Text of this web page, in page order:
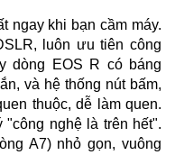
ngay khi bạn cầm máy.
luôn ưu tiên công
dòng EOS R có báng
và hệ thống nút bấm,
thuộc, dễ làm quen.
nghệ là trên hết".
A7) nhỏ gọn, vuông